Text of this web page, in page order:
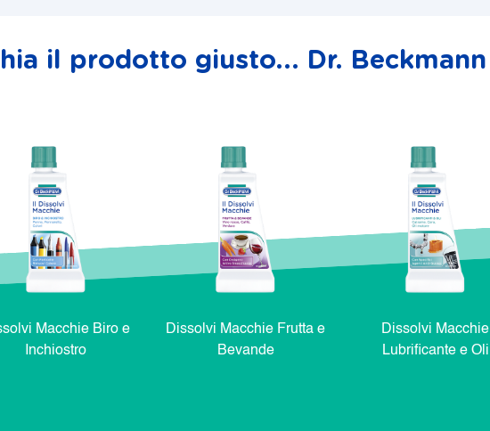
il prodotto giusto... Dr. Beckmann
Macchie Biro e
Inchiostro
Dissolvi Macchie Frutta e
Bevande
Dissolvi Macchie
Lubrificante e Oli